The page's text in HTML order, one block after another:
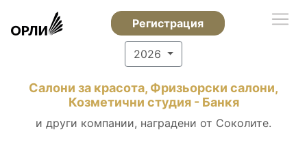
Регистрация
2026
Салони за красота, Фризьорски салони,
Козметични студия - Банкя
и други компании, наградени от Соколите.